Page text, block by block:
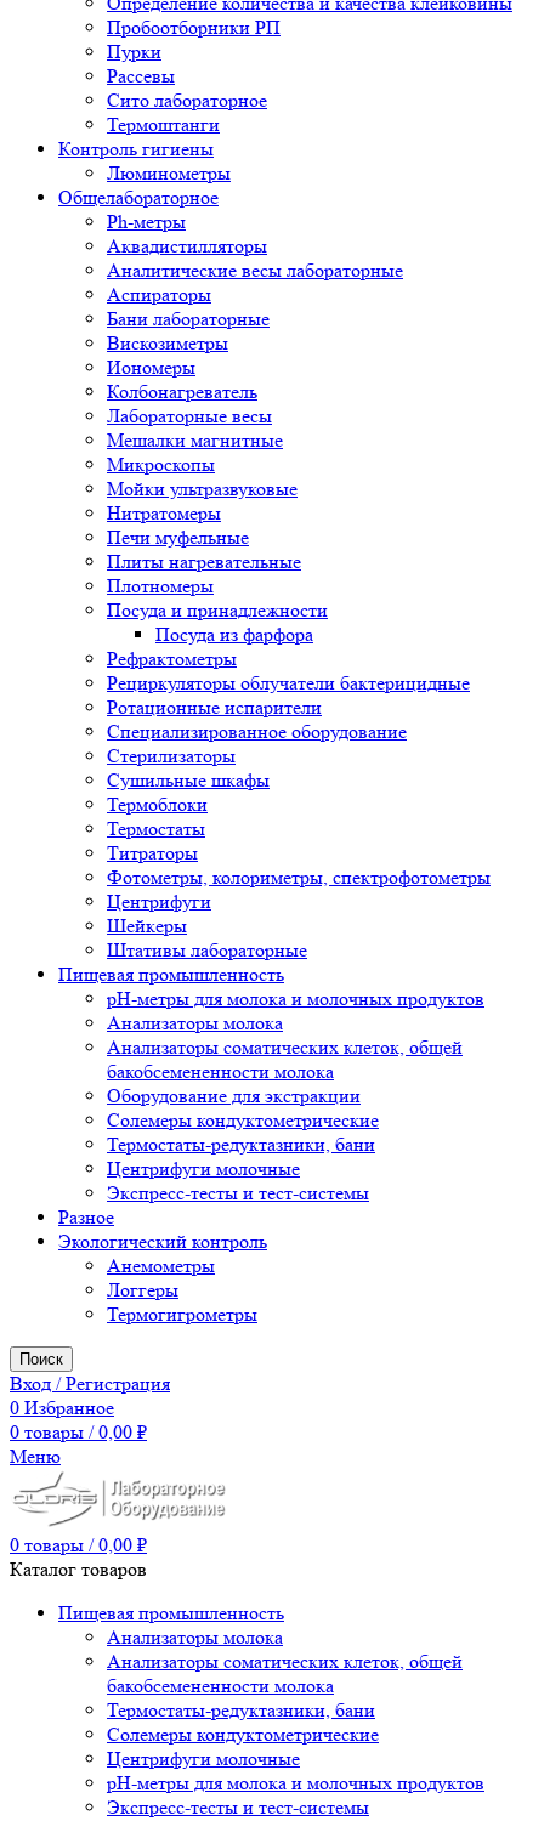
Пробоотборники РП
Пурки
Рассевы
Сито лабораторное
Термоштанги
Контроль гигиены
Люминометры
Общелабораторное
Ph-метры
Аквадистилляторы
Аналитические весы лабораторные
Аспираторы
Бани лабораторные
Вискозиметры
Иономеры
Колбонагреватель
Лабораторные весы
Мешалки магнитные
Микроскопы
Мойки ультразвуковые
Нитратомеры
Печи муфельные
Плиты нагревательные
Плотномеры
Посуда и принадлежности
Посуда из фарфора
Рефрактометры
Рециркуляторы облучатели бактерицидные
Ротационные испарители
Специализированное оборудование
Стерилизаторы
Сушильные шкафы
Термоблоки
Термостаты
Титраторы
Фотометры, колориметры, спектрофотометры
Центрифуги
Шейкеры
Штативы лабораторные
Пищевая промышленность
pH-метры для молока и молочных продуктов
Анализаторы молока
Анализаторы соматических клеток, общей
бакобсемененности молока
Оборудование для экстракции
Солемеры кондуктометрические
Термостаты-редуктазники, бани
Центрифуги молочные
Экспресс-тесты и тест-системы
Разное
Экологический контроль
Анемометры
Логгеры
Термогигрометры
Поиск
Вход / Регистрация
0 Избранное
0 товары / 0,00 ₽
Меню
0 товары / 0,00 ₽
Каталог товаров
Пищевая промышленность
Анализаторы молока
Анализаторы соматических клеток, общей
бакобсемененности молока
Термостаты-редуктазники, бани
Солемеры кондуктометрические
Центрифуги молочные
pH-метры для молока и молочных продуктов
Экспресс-тесты и тест-системы